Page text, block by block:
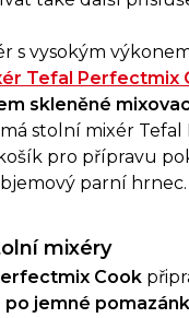
s vysokým
Tefal Perfectmix
skleněné
stolní mixér
pro přípravu
parní hrnec.
mixéry
Cook
jemné